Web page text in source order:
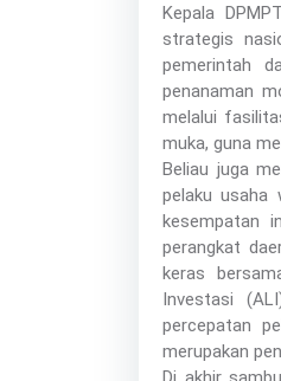
Kepala
strategis
pemerintah
penanaman
melalui
muka, guna
Beliau juga
pelaku usaha
kesempatan
perangkat
keras
Investasi
percepatan
merupakan